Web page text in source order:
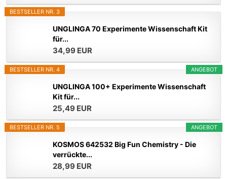
BESTSELLER NR. 3
UNGLINGA 70 Experimente Wissenschaft Kit
für...
34,99 EUR
ANGEBOT
BESTSELLER NR. 4
UNGLINGA 100+ Experimente Wissenschaft
Kit für...
25,49 EUR
ANGEBOT
BESTSELLER NR. 5
KOSMOS 642532 Big Fun Chemistry - Die
verrückte...
28,99 EUR